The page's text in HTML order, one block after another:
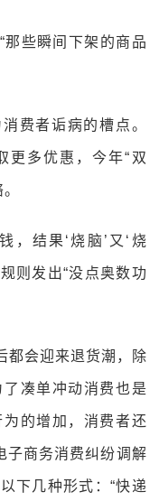
那些瞬间下架的商品
费者诟病的槽点。
更多优惠，今年“双
，结果‘烧脑’又‘烧
则发出“没点奥数功
都会迎来退货潮，除
凑单冲动消费也是
的增加，消费者还
子商务消费纠纷调解
下几种形式：“快递